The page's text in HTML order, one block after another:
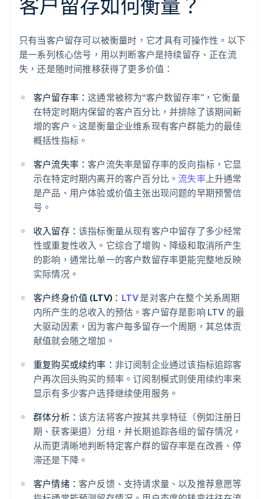
客户留存如何衡量？
只有当客户留存可以被衡量时，它才具有可操作性。以下
是一系列核心信号，用以判断客户是持续留存、正在流
失，还是随时间推移获得了更多价值：
客户留存率：这通常被称为“客户数留存率”，它衡量
在特定时期内保留的客户百分比，并排除了该期间新
增的客户。这是衡量企业维系现有客户群能力的最佳
概括性指标。
客户流失率：客户流失率是留存率的反向指标，它显
示在特定时期内离开的客户百分比。流失率上升通常
是产品、用户体验或价值主张出现问题的早期预警信
号。
收入留存： 该指标衡量从现有客户中留存了多少经常
性或重复性收入。它综合了增购、降级和取消所产生
的影响，通常比单一的客户数留存率更能完整地反映
实际情况。
客户终身价值 (LTV)： LTV 是对客户在整个关系周期
内所产生的总收入的预估。客户留存是影响 LTV 的最
大驱动因素，因为客户每多留存一个周期，其总体贡
献值就会随之增加。
重复购买或续约率： 非订阅制企业通过该指标追踪客
户再次回头购买的频率。订阅制模式则使用续约率来
显示有多少客户选择继续使用服务。
群体分析： 该方法将客户按其共享特征（例如注册日
期、获客渠道）分组，并长期追踪各组的留存情况，
从而更清晰地判断特定客户群的留存率是在改善、停
滞还是下降。
客户情绪： 客户反馈、支持请求量、以及推荐意愿等